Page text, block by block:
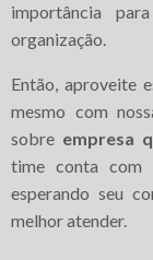
importância
organização.
Então, aproveite
mesmo com
sobre empresa
time conta com
esperando seu
melhor atender.